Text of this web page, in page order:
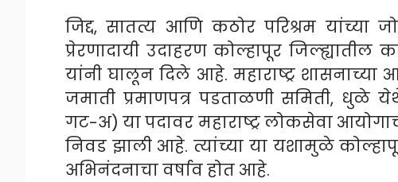
जिद्द, सातत्य आणि कठोर परिश्रम यांच्या
प्रेरणादायी उदाहरण कोल्हापूर
यांनी घालून दिले आहे. महाराष्ट्र शासनाच्या
जमाती प्रमाणपत्र पडताळणी समिती, धुळे
गट-अ) या पदावर महाराष्ट्र लोकसेवा
निवड झाली आहे. त्यांच्या या यशामुळे
अभिनंदनाचा वर्षाव होत आहे.